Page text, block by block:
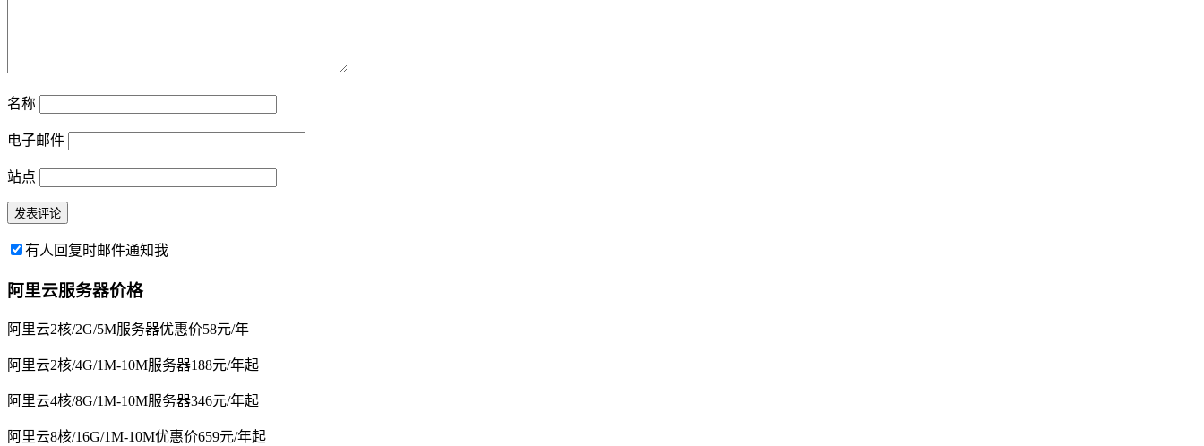
名称
电子邮件
站点
有人回复时邮件通知我
阿里云服务器价格
阿里云2核/2G/5M服务器优惠价58元/年
阿里云2核/4G/1M-10M服务器188元/年起
阿里云4核/8G/1M-10M服务器346元/年起
阿里云8核/16G/1M-10M优惠价659元/年起